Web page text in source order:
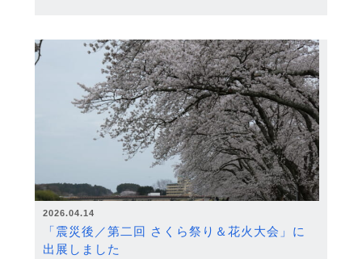
2026.04.14
「震災後／第二回 さくら祭り＆花火大会」に
出展しました